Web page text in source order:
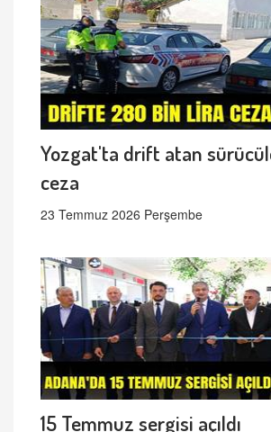
Yozgat'ta drift atan
ceza
23 Temmuz 2026 Perşembe
15 Temmuz sergisi açıldı